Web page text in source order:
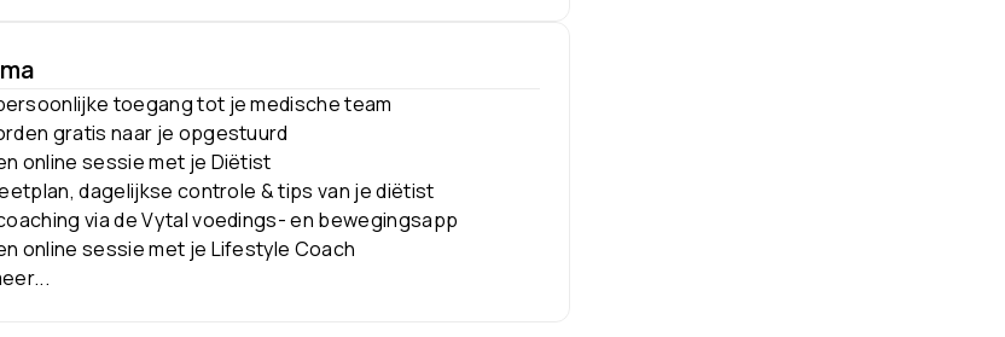
toegang tot je medische team
gratis naar je opgestuurd
online sessie met je Diëtist
dagelijkse controle & tips van je diëtist
via de Vytal voedings- en bewegingsapp
online sessie met je Lifestyle Coach